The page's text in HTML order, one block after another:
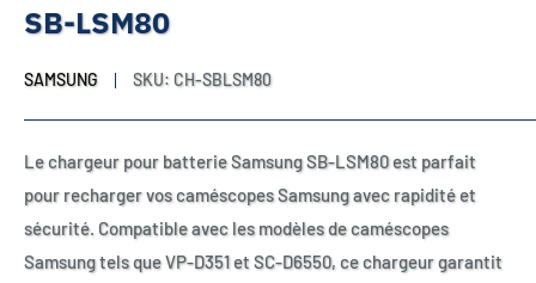
SB-LSM80
SAMSUNG SKU: CH-SBLSM80
Le chargeur pour batterie Samsung SB-LSM80 est parfait
pour recharger vos caméscopes Samsung avec rapidité et
sécurité. Compatible avec les modèles de caméscopes
Samsung tels que VP-D351 et SC-D6550, ce chargeur garantit